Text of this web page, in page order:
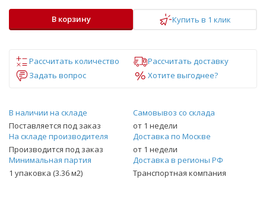
В корзину Купить в 1 клик
Рассчитать количество
Рассчитать доставку
Задать вопрос
Хотите выгоднее?
В наличии на складе
Поставляется под заказ
Самовывоз со склада
от 1 недели
На складе производителя
Производится под заказ
Доставка по Москве
от 1 недели
Минимальная партия
1 упаковка (3.36 м2)
Доставка в регионы РФ
Транспортная компания